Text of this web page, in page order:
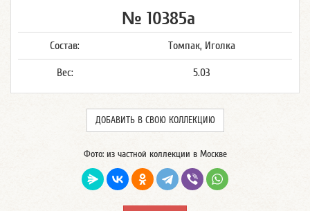
№ 10385а
Состав: Томпак, Иголка
Вес: 5.03
ДОБАВИТЬ В СВОЮ КОЛЛЕКЦИЮ
Фото: из частной коллекции в Москве